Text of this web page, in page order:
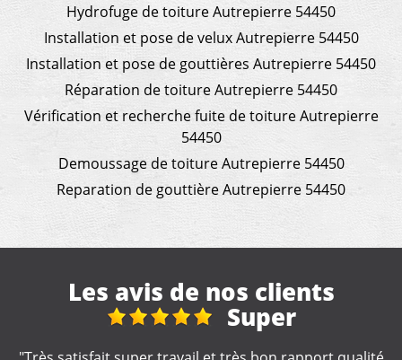
Hydrofuge de toiture Autrepierre 54450
Installation et pose de velux Autrepierre 54450
Installation et pose de gouttières Autrepierre 54450
Réparation de toiture Autrepierre 54450
Vérification et recherche fuite de toiture Autrepierre
54450
Demoussage de toiture Autrepierre 54450
Reparation de gouttière Autrepierre 54450
Les avis de nos clients
Réfection toiture de
véranda + gouttières maison